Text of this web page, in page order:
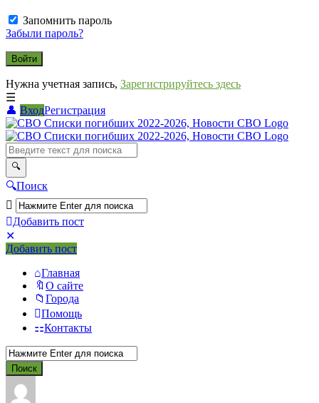
Запомнить пароль
Забыли пароль?
Нужна учетная запись, Зарегистрируйтесь здесь
ВходРегистрация
СВО
Списки
погибших
2022-
2026,
Новости
СВО
Поиск
Добавить пост
Мобильное
меню
Добавить пост
Главная
О сайте
Города
Помощь
Контакты